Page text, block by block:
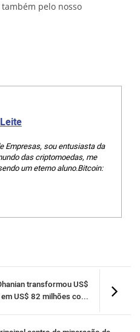
pelo nosso
Empresas, sou entusiasta da
das criptomoedas, me
um eterno aluno.Bitcoin:
transformou US$
US$ 82 milhões co...